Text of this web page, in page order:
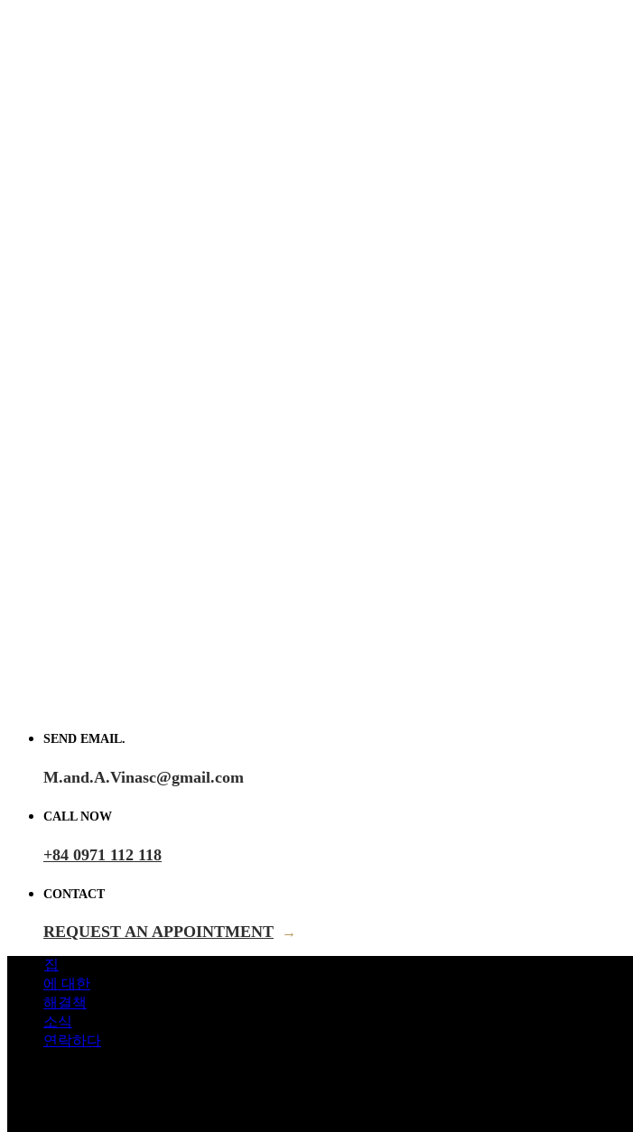
SEND EMAIL.
M.and.A.Vinasc@gmail.com
CALL NOW
+84 0971 112 118
CONTACT
REQUEST AN APPOINTMENT →
집
에 대한
해결책
소식
연락하다